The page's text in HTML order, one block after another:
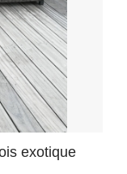
exotique